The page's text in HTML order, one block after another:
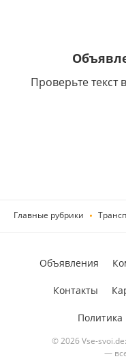
Проверьте текст
Главные рубрики
© 2026 Vse-
—
Объявления
Контакты